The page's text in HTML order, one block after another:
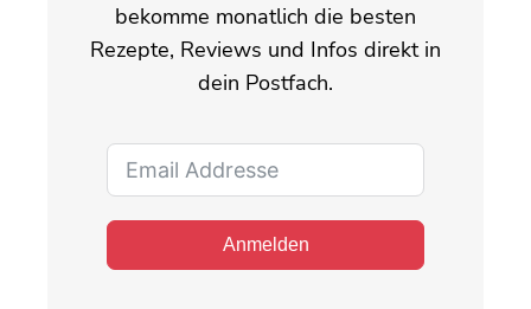
bekomme monatlich die besten
Rezepte, Reviews und Infos direkt in
dein Postfach.
Anmelden